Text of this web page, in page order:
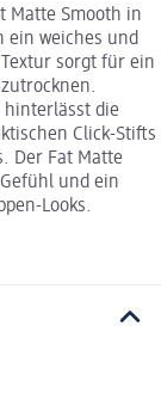
Matte Smooth in
ein weiches und
sorgt für ein
hinterlässt die
Click-Stifts
Der Fat Matte
und ein
Looks.